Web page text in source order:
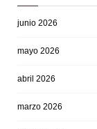
junio 2026
mayo 2026
abril 2026
marzo 2026